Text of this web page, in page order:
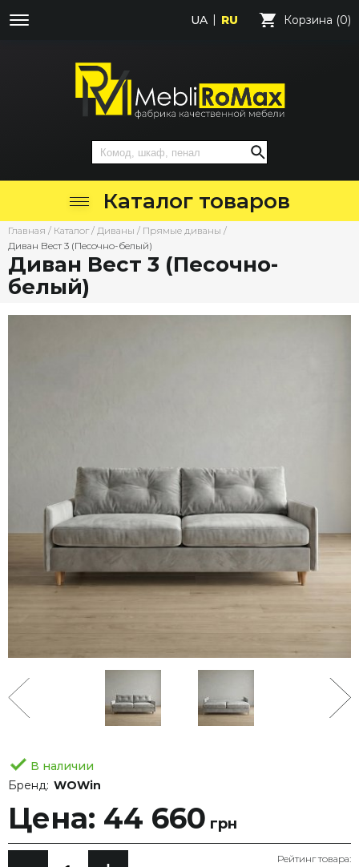
UA RU Корзина (0)
Каталог товаров
Главная / Каталог / Диваны / Прямые диваны /
Диван Вест 3 (Песочно-белый)
Диван Вест 3 (Песочно-
белый)
В наличии
Бренд: WOWin
Цена: 44 660 грн
Рейтинг товара: